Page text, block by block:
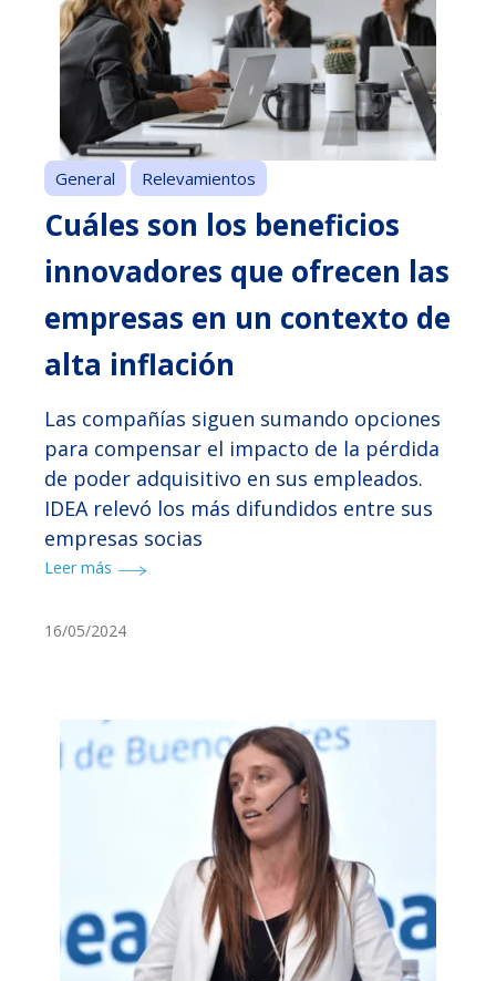
General Relevamientos
Cuáles son los beneficios
innovadores que ofrecen las
empresas en un contexto de
alta inflación
Las compañías siguen sumando opciones
para compensar el impacto de la pérdida
de poder adquisitivo en sus empleados.
IDEA relevó los más difundidos entre sus
empresas socias
Leer más
16/05/2024